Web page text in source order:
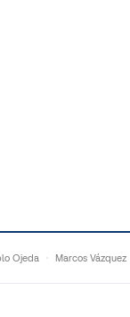
Ojeda Marcos Vázquez